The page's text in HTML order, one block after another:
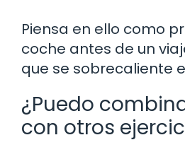
Piensa en ello como
coche antes de un
que se sobrecaliente
¿Puedo
con otros